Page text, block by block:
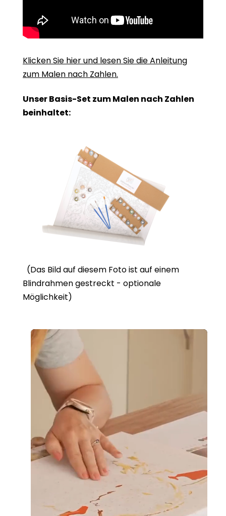
Klicken Sie hier und lesen Sie die Anleitung
zum Malen nach Zahlen.
Unser Basis-Set zum Malen nach Zahlen
beinhaltet:
(Das Bild auf diesem Foto ist auf einem
Blindrahmen gestreckt - optionale
Möglichkeit)